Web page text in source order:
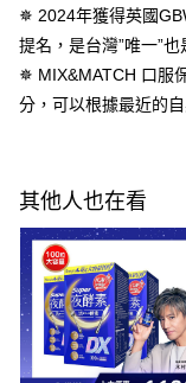
後付繳納相關費用。
是否繳費成功／繳費後
客戶支援中心」https://
【注意事項】
２．關於個人資料處理
https://aftee.tw/terms/
３．未成年的使用者請
「AFTEE先享後付」，
任。
４．使用「AFTEE先享
時審查核予不同之上限
請求用戶進行身份認證。
５．嚴禁一人註冊多個
試用-萊爾富取貨付款
免運費
7-11付款取貨
免運費
宅配
每筆NT$100，滿
離島配送
每筆NT$150，滿
✵ 2024年獲得英國
提名，是台灣”唯一”也
✵ MIX&MATCH 口服
分，可以根據最近的
其他人也在看